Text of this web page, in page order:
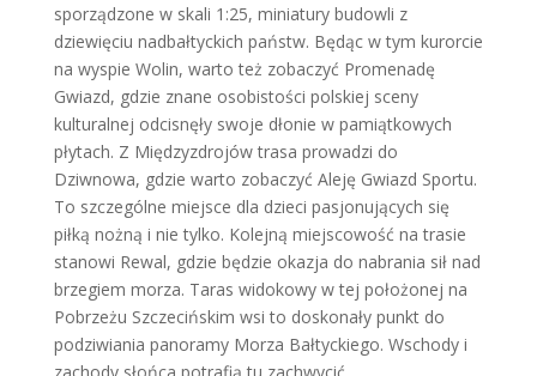
sporządzone w skali 1:25, miniatury budowli z
dziewięciu nadbałtyckich państw. Będąc w tym kurorcie
na wyspie Wolin, warto też zobaczyć Promenadę
Gwiazd, gdzie znane osobistości polskiej sceny
kulturalnej odcisnęły swoje dłonie w pamiątkowych
płytach. Z Międzyzdrojów trasa prowadzi do
Dziwnowa, gdzie warto zobaczyć Aleję Gwiazd Sportu.
To szczególne miejsce dla dzieci pasjonujących się
piłką nożną i nie tylko. Kolejną miejscowość na trasie
stanowi Rewal, gdzie będzie okazja do nabrania sił nad
brzegiem morza. Taras widokowy w tej położonej na
Pobrzeżu Szczecińskim wsi to doskonały punkt do
podziwiania panoramy Morza Bałtyckiego. Wschody i